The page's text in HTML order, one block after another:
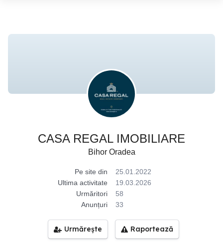
CASA REGAL IMOBILIARE
Bihor Oradea
Pe site din
25.01.2022
Ultima activitate
19.03.2026
Urmăritori
58
Anunțuri
33
Urmărește Raportează